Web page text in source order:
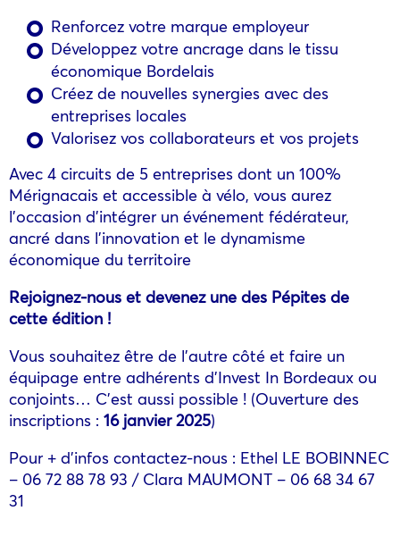
Renforcez votre marque employeur
Développez votre ancrage dans le tissu
économique Bordelais
Créez de nouvelles synergies avec des
entreprises locales
Valorisez vos collaborateurs et vos projets
Avec 4 circuits de 5 entreprises dont un 100%
Mérignacais et accessible à vélo, vous aurez
l’occasion d’intégrer un événement fédérateur,
ancré dans l’innovation et le dynamisme
économique du territoire
Rejoignez-nous et devenez une des Pépites de
cette édition !
Vous souhaitez être de l’autre côté et faire un
équipage entre adhérents d’Invest In Bordeaux ou
conjoints… C’est aussi possible ! (Ouverture des
inscriptions : 16 janvier 2025)
Pour + d’infos contactez-nous : Ethel LE BOBINNEC
– 06 72 88 78 93 / Clara MAUMONT – 06 68 34 67
31